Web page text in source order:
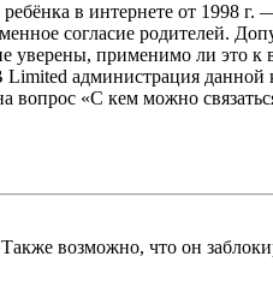
в интернете от 1998
согласие родителей.
применимо ли это
администрация
«С кем можно
возможно, что он